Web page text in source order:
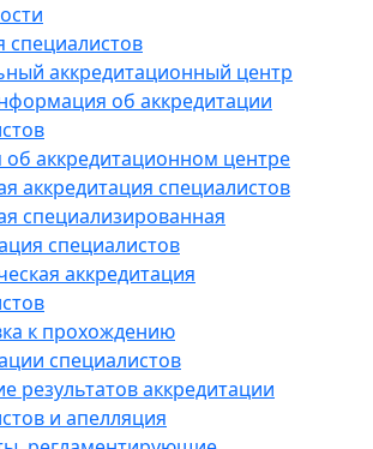
специалистов
аккредитационный центр
об аккредитации
об аккредитационном центре
аккредитация специалистов
специализированная
специалистов
аккредитация
к прохождению
специалистов
результатов аккредитации
и апелляция